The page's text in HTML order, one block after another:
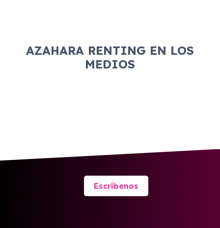
AZAHARA RENTING EN LOS
MEDIOS
Escríbenos